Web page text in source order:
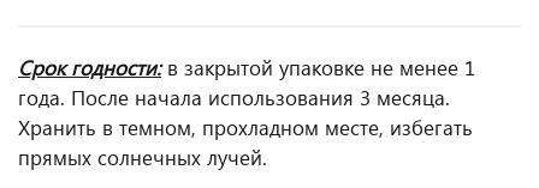
Срок годности:в закрытой упаковке не менее 1
года. После начала использования 3 месяца.
Хранить в темном, прохладном месте, избегать
прямых солнечных лучей.